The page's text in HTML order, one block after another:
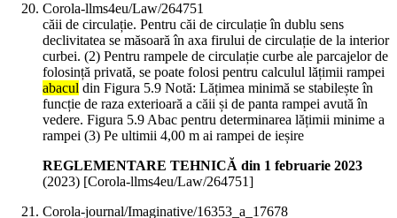
Corola-llms4eu/Law/264751
căii de circulație. Pentru căi de circulație în dublu sens
declivitatea se măsoară în axa firului de circulație de la interior
curbei. (2) Pentru rampele de circulație curbe ale parcajelor de
folosință privată, se poate folosi pentru calculul lățimii rampei
abacul din Figura 5.9 Notă: Lățimea minimă se stabilește în
funcție de raza exterioară a căii și de panta rampei avută în
vedere. Figura 5.9 Abac pentru determinarea lățimii minime a
rampei (3) Pe ultimii 4,00 m ai rampei de ieșire
REGLEMENTARE TEHNICĂ din 1 februarie 2023
(2023) [Corola-llms4eu/Law/264751]
Corola-journal/Imaginative/16353_a_17678